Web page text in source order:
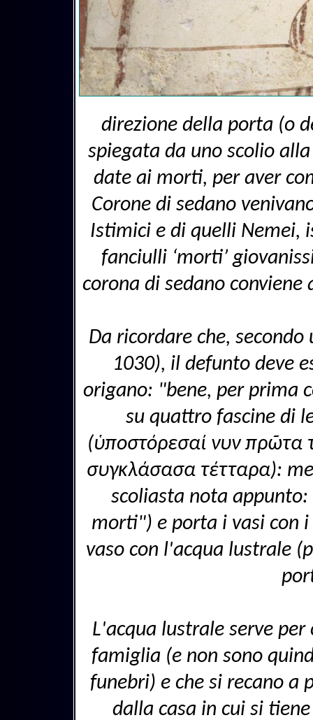
direzione della porta (o
spiegata da uno scolio
date ai morti, per aver
Corone di sedano
Istimici e di quelli Nemei,
fanciulli ‘morti’
corona di sedano
Da ricordare che,
1030), il defunto deve
origano: "bene, per prima
su quattro fascine di
(ὑποστόρεσαί νυν πρῶτα
συγκλάσασα τέτταρα):
scoliasta nota appunto:
morti") e porta i vasi con
vaso con l'acqua lustrale
L'acqua lustrale serve
famiglia (e non sono
funebri) e che si recano a
dalla casa in cui si